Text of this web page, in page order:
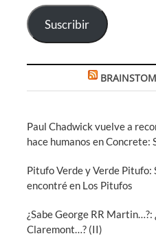
Suscribir
Paul Chadwick vuelve a
hace humanos en Concrete:
Pitufo Verde y Verde Pitufo:
encontré en Los Pitufos
¿Sabe George RR Martin…?:
Claremont…? (II)